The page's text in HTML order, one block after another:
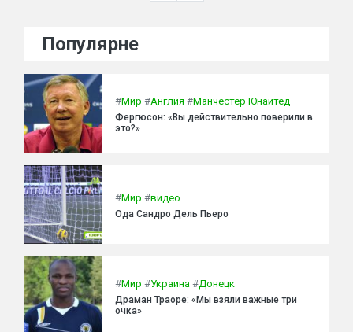
Популярне
#Мир #Англия #Манчестер Юнайтед
Фергюсон: «Вы действительно поверили в
это?»
#Мир #видео
Ода Сандро Дель Пьеро
#Мир #Украина #Донецк
Драман Траоре: «Мы взяли важные три
очка»